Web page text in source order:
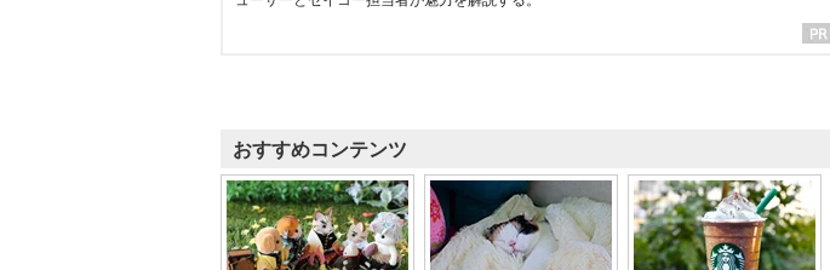
おすすめコンテンツ